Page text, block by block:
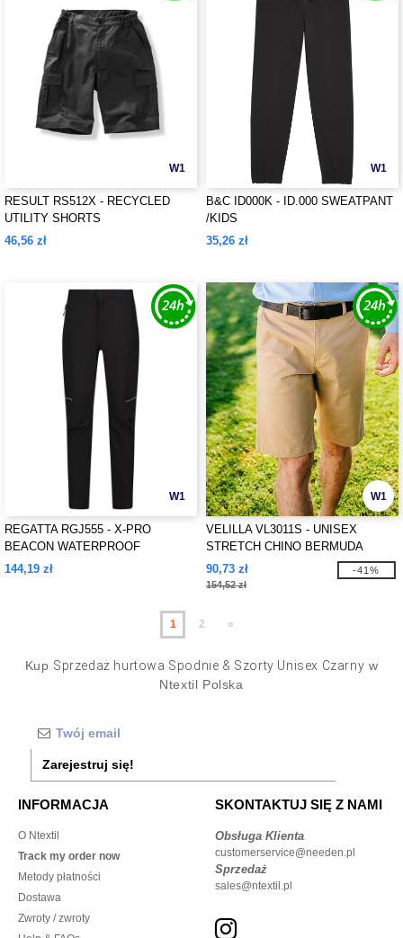
W1
RESULT RS512X - RECYCLED
UTILITY SHORTS
46,56 zł
W1
B&C ID000K - ID.000 SWEATPANT
/KIDS
35,26 zł
W1
REGATTA RGJ555 - X-PRO
BEACON WATERPROOF
TROUSER
144,19 zł
W1
VELILLA VL3011S - UNISEX
STRETCH CHINO BERMUDA
SHORTS
90,73 zł
154,52 zł
-41%
1 2 »
Kup Sprzedaż hurtowa Spodnie & Szorty Unisex Czarny w
Ntextil Polska
Zarejestruj się!
INFORMACJA
O Ntextil
Track my order now
Metody płatności
Dostawa
Zwroty / zwroty
SKONTAKTUJ SIĘ Z NAMI
Obsługa Klienta
customerservice@needen.pl
Sprzedaż
sales@ntextil.pl